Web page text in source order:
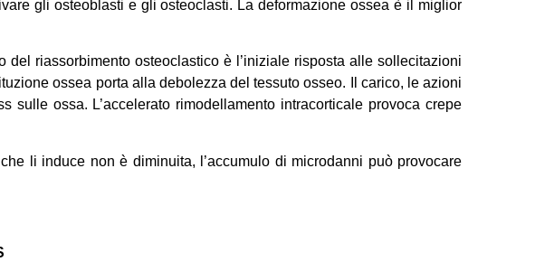
gli osteoblasti e gli osteoclasti. La deformazione ossea è il miglior
riassorbimento osteoclastico è l’iniziale risposta alle sollecitazioni
ossea porta alla debolezza del tessuto osseo. Il carico, le azioni
sulle ossa. L’accelerato rimodellamento intracorticale provoca crepe
li induce non è diminuita, l’accumulo di microdanni può provocare